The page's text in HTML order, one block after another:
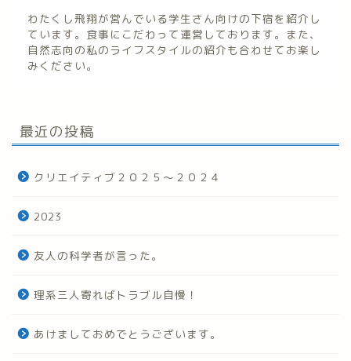
わたくし飛翔が営んでいる学生さん向けの下宿を紹介し
ています。食事にこだわって運営しております。また、
自然志向の私のライフスタイルの紹介も合わせてお楽し
みください。
最近の投稿
クリエイティブ２０２５～２０２４
2023
友人の科学者が言った。
理系三人寄ればトラブル自慢！
あけましておめでとうございます。